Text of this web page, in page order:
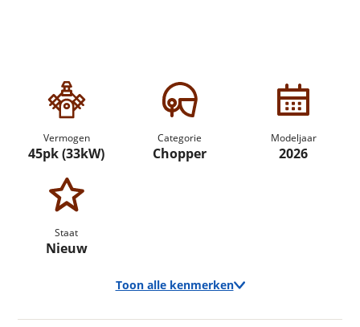
Vermogen
45pk (33kW)
Categorie
Chopper
Modeljaar
2026
Staat
Nieuw
Toon alle kenmerken